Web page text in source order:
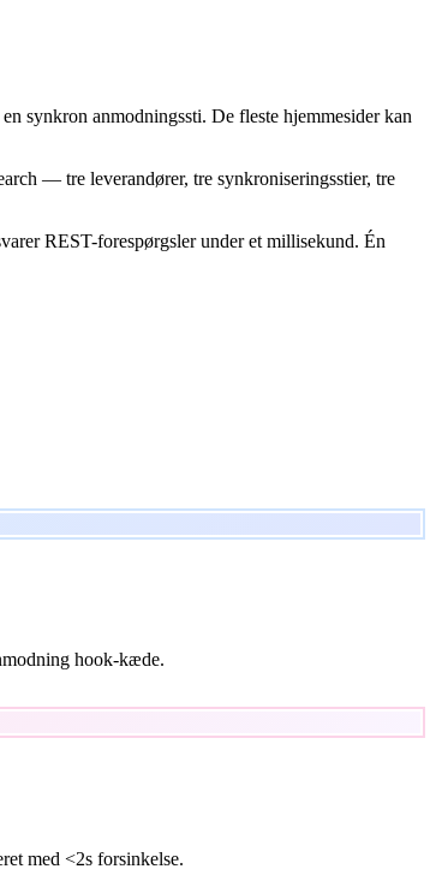
synkron anmodningssti. De fleste hjemmesider kan
— tre leverandører, tre synkroniseringsstier, tre
REST-forespørgsler under et millisekund. Én
hook-kæde.
med <2s forsinkelse.